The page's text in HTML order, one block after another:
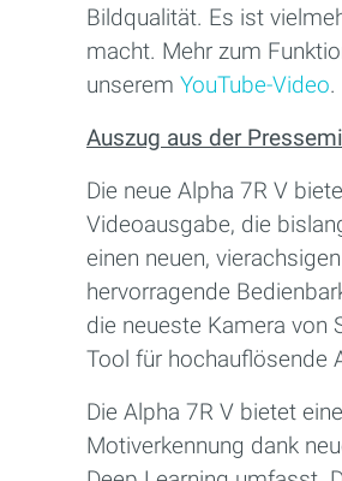
Bildqualität. Es ist
macht. Mehr zum
unserem YouTube-Video.
Auszug aus der
Die neue Alpha 7R V
Videoausgabe, die
einen neuen,
hervorragende
die neueste Kamera von
Tool für hochauflösende
Die Alpha 7R V bietet
Motiverkennung dank